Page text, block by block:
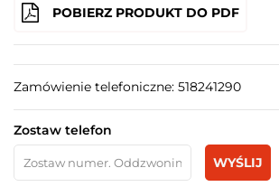
POBIERZ PRODUKT DO PDF
Zamówienie telefoniczne: 518241290
Zostaw telefon
WYŚLIJ